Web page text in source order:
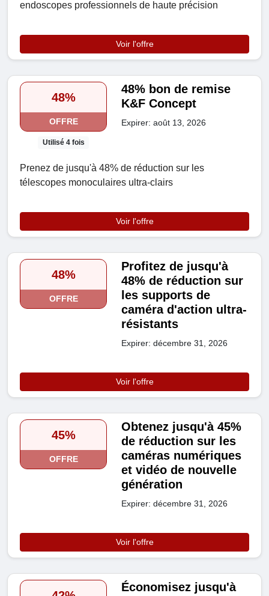
endoscopes professionnels de haute précision
Voir l'offre
48%
OFFRE
Utilisé 4 fois
48% bon de remise
K&F Concept
Expirer: août 13, 2026
Prenez de jusqu'à 48% de réduction sur les
télescopes monoculaires ultra-clairs
Voir l'offre
48%
OFFRE
Profitez de jusqu'à
48% de réduction sur
les supports de
caméra d'action ultra-
résistants
Expirer: décembre 31, 2026
Voir l'offre
45%
OFFRE
Obtenez jusqu'à 45%
de réduction sur les
caméras numériques
et vidéo de nouvelle
génération
Expirer: décembre 31, 2026
Voir l'offre
Économisez jusqu'à